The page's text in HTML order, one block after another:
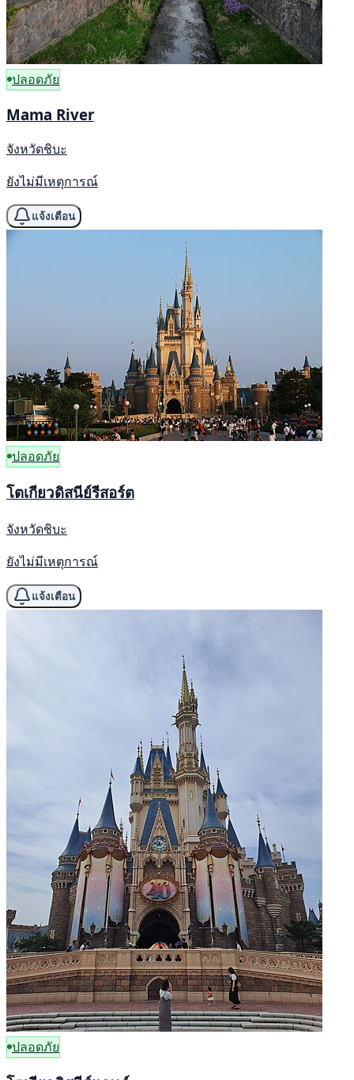
ปลอดภัย
Mama River
จังหวัดชิบะ
ยังไม่มีเหตุการณ์
แจ้งเตือน
ปลอดภัย
โตเกียวดิสนีย์รีสอร์ต
จังหวัดชิบะ
ยังไม่มีเหตุการณ์
แจ้งเตือน
ปลอดภัย